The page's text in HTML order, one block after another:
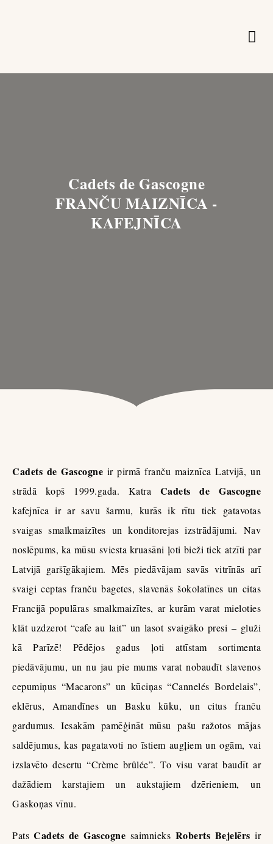
Cadets de Gascogne
FRANČU MAIZNĪCA -
KAFEJNĪCA
Cadets de Gascogne ir pirmā franču maiznīca Latvijā, un
strādā kopš 1999.gada. Katra Cadets de Gascogne
kafejnīca ir ar savu šarmu, kurās ik rītu tiek gatavotas
svaigas smalkmaizītes un konditorejas izstrādājumi. Nav
noslēpums, ka mūsu sviesta kruasāni ļoti bieži tiek atzīti par
Latvijā garšīgākajiem. Mēs piedāvājam savās vitrīnās arī
svaigi ceptas franču bagetes, slavenās šokolatīnes un citas
Francijā populāras smalkmaizītes, ar kurām varat mieloties
klāt uzdzerot “cafe au lait” un lasot svaigāko presi – gluži
kā Parīzē! Pēdējos gadus ļoti attīstam sortimenta
piedāvājumu, un nu jau pie mums varat nobaudīt slavenos
cepumiņus “Macarons” un kūciņas “Cannelés Bordelais”,
eklērus, Amandīnes un Basku kūku, un citus franču
gardumus. Iesakām pamēģināt mūsu pašu ražotos mājas
saldējumus, kas pagatavoti no īstiem augļiem un ogām, vai
izslavēto desertu “Crème brûlée”. To visu varat baudīt ar
dažādiem karstajiem un aukstajiem dzērieniem, un
Gaskoņas vīnu.
PatsCadets de Gascogne saimnieks Roberts Bejelērs ir